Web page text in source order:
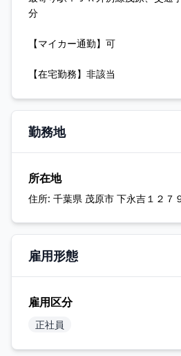
分
【マイカー通勤】可
【在宅勤務】非該当
勤務地
所在地
住所: 千葉県 茂原市 下永吉１２
雇用形態
雇用区分
正社員